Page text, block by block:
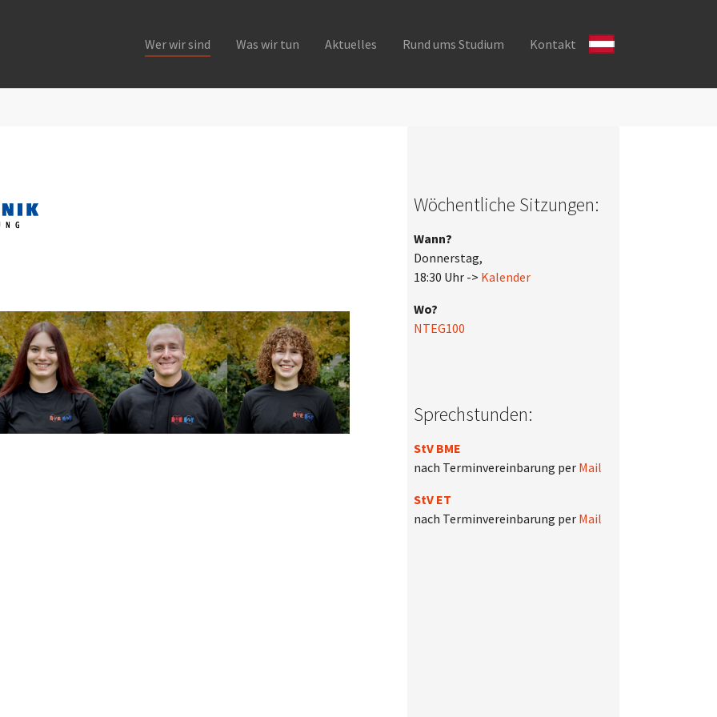
Wer wir sind Was wir tun Aktuelles Rund ums Studium Kontakt
Wöchentliche Sitzungen:
Wann?
Donnerstag,
18:30 Uhr -> Kalender
Wo?
NTEG100
Sprechstunden:
StV BME
nach Terminvereinbarung per Mail
StV ET
nach Terminvereinbarung per Mail